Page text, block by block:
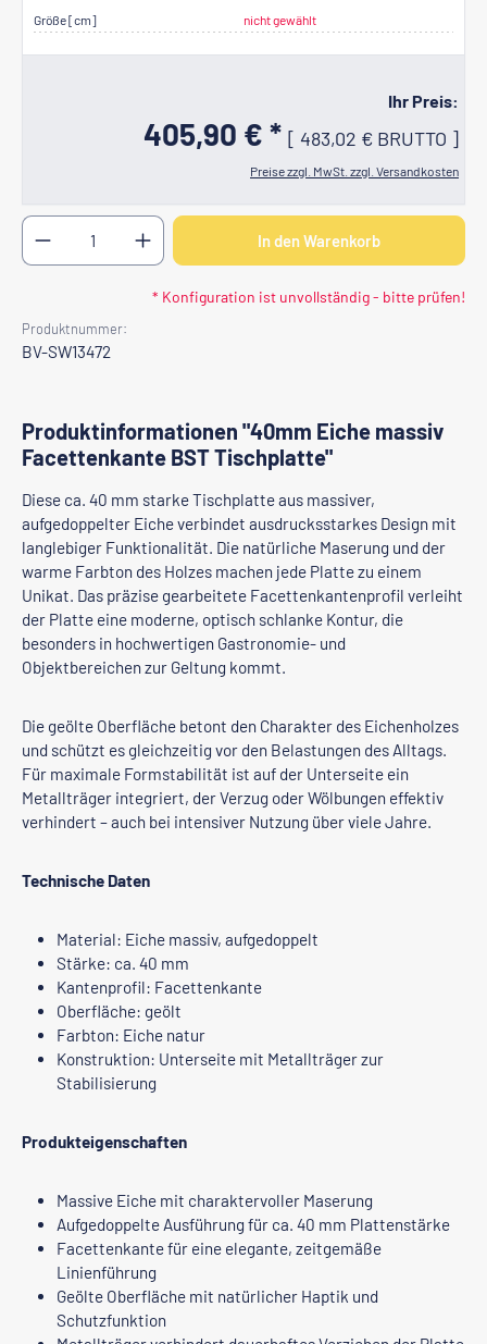
Größe [cm] nicht gewählt
Ihr Preis:
405,90 € * [ 483,02 € BRUTTO ]
Preise zzgl. MwSt. zzgl. Versandkosten
Produkt Anzahl: Gib den gewünschten Wert ein
In den Warenkorb
* Konfiguration ist unvollständig - bitte prüfen!
Produktnummer:
BV-SW13472
Produktinformationen "40mm Eiche massiv
Facettenkante BST Tischplatte"
Diese ca. 40 mm starke Tischplatte aus massiver,
aufgedoppelter Eiche verbindet ausdrucksstarkes Design mit
langlebiger Funktionalität. Die natürliche Maserung und der
warme Farbton des Holzes machen jede Platte zu einem
Unikat. Das präzise gearbeitete Facettenkantenprofil verleiht
der Platte eine moderne, optisch schlanke Kontur, die
besonders in hochwertigen Gastronomie- und
Objektbereichen zur Geltung kommt.
Die geölte Oberfläche betont den Charakter des Eichenholzes
und schützt es gleichzeitig vor den Belastungen des Alltags.
Für maximale Formstabilität ist auf der Unterseite ein
Metallträger integriert, der Verzug oder Wölbungen effektiv
verhindert – auch bei intensiver Nutzung über viele Jahre.
Technische Daten
Material: Eiche massiv, aufgedoppelt
Stärke: ca. 40 mm
Kantenprofil: Facettenkante
Oberfläche: geölt
Farbton: Eiche natur
Konstruktion: Unterseite mit Metallträger zur
Stabilisierung
Produkteigenschaften
Massive Eiche mit charaktervoller Maserung
Aufgedoppelte Ausführung für ca. 40 mm Plattenstärke
Facettenkante für eine elegante, zeitgemäße
Linienführung
Geölte Oberfläche mit natürlicher Haptik und
Schutzfunktion